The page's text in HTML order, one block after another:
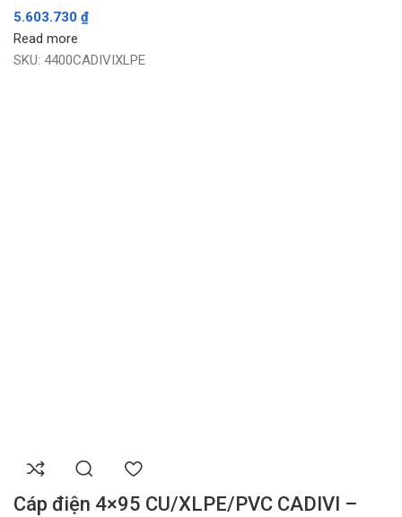
5.603.730 ₫
Read more
SKU: 4400CADIVIXLPE
Cáp điện 4×95 CU/XLPE/PVC CADIVI –